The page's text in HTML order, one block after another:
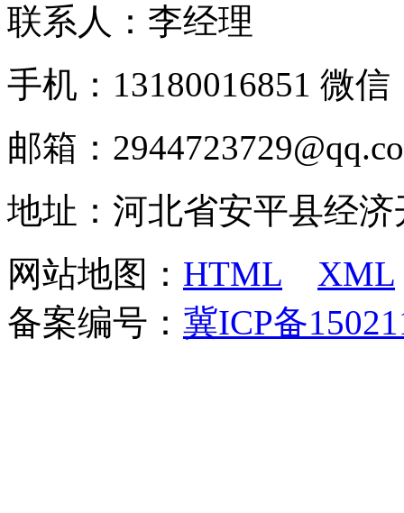
联系人：李经理
手机：13180016851 微信
邮箱：
地址：河北省安平县经济
网站地图： HTML
XML
备案编号： 冀ICP备